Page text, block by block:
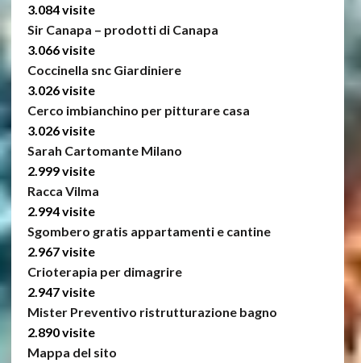
3.084 visite
Sir Canapa – prodotti di Canapa
3.066 visite
Coccinella snc Giardiniere
3.026 visite
Cerco imbianchino per pitturare casa
3.026 visite
Sarah Cartomante Milano
2.999 visite
Racca Vilma
2.994 visite
Sgombero gratis appartamenti e cantine
2.967 visite
Crioterapia per dimagrire
2.947 visite
Mister Preventivo ristrutturazione bagno
2.890 visite
Mappa del sito